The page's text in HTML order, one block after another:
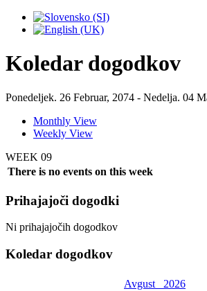
Koledar dogodkov
Ponedeljek. 26 Februar, 2074 - Nedelja. 04
Monthly View
Weekly View
WEEK 09
There is no events on this week
Prihajajoči dogodki
Ni prihajajočih dogodkov
Koledar dogodkov
Avgust 2026